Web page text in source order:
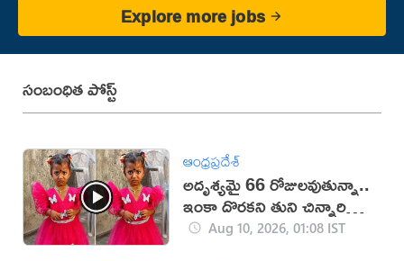
Explore more jobs
సంబంధిత పోస్ట్
ఆంధ్రప్రదేశ్
అదృశ్యమై 66 రోజులవుతున్నా..
ఇంకా దొరకని తుని చిన్నారి
ఆచూకీ (VIDEO)
Aug 10, 2026, 01:08 IST